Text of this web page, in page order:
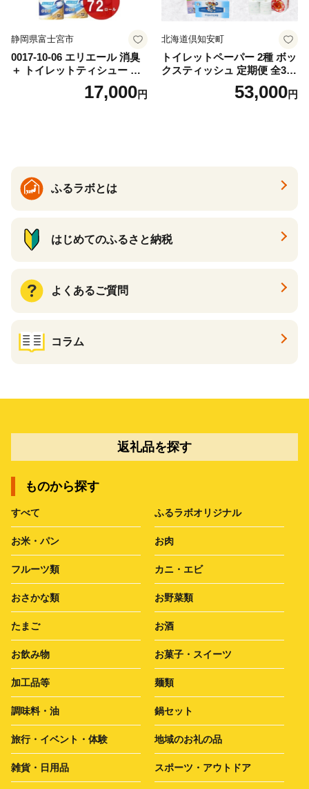
静岡県富士宮市
0017-10-06 エリエール 消臭
＋ トイレットティシュー し
っかり香るフレッシュクリア
の香り ダブル 12ロール×6パ
17,000円
北海道倶知安町
トイレットペーパー 2種 ボッ
クスティッシュ 定期便 全3
回 日本製 まとめ買い 防災
常備品 日用雑貨 消耗品 生活
53,000円
ふるラボとは
はじめてのふるさと納税
よくあるご質問
コラム
返礼品を探す
ものから探す
すべて ふるラボオリジナル
お米・パン お肉
フルーツ類 カニ・エビ
おさかな類 お野菜類
たまご お酒
お飲み物 お菓子・スイーツ
加工品等 麺類
調味料・油 鍋セット
旅行・イベント・体験 地域のお礼の品
雑貨・日用品 スポーツ・アウトドア